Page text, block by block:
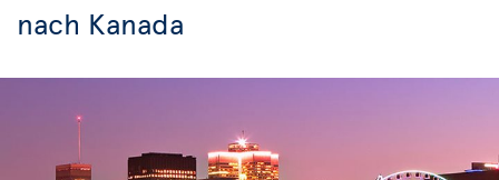
nach Kanada